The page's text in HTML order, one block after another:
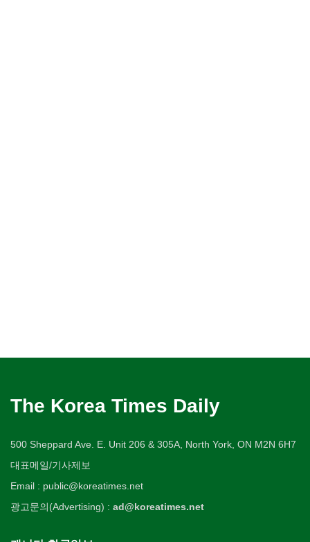
The Korea Times Daily
500 Sheppard Ave. E. Unit 206 & 305A, North York, ON M2N 6H7
대표메일/기사제보
Email : public@koreatimes.net
광고문의(Advertising) : ad@koreatimes.net